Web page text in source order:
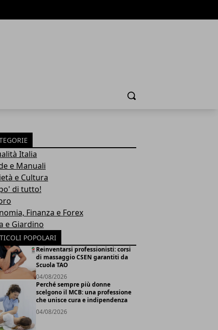
Cerca
Italia
e Manuali
e Cultura
di tutto!
Finanza e Forex
e Giardino
POPOLARI
Reinventarsi professionisti: corsi
di massaggio CSEN garantiti da
Scuola TAO
04/08/2026
Perché sempre più donne
scelgono il MCB: una professione
che unisce cura e indipendenza
04/08/2026